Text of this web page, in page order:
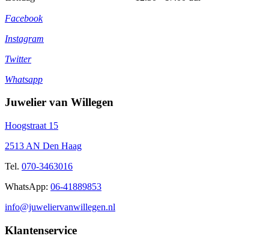
Facebook
Instagram
Twitter
Whatsapp
Juwelier van Willegen
Hoogstraat 15
2513 AN Den Haag
Tel. 070-3463016
WhatsApp: 06-41889853
info@juweliervanwillegen.nl
Klantenservice